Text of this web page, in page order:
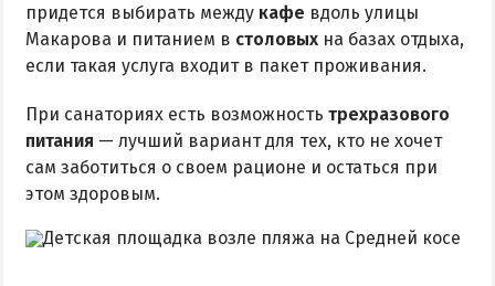
придется выбирать между кафе вдоль улицы
Макарова и питанием в столовых на базах отдыха,
если такая услуга входит в пакет проживания.
При санаториях есть возможность трехразового
питания — лучший вариант для тех, кто не хочет
сам заботиться о своем рационе и остаться при
этом здоровым.